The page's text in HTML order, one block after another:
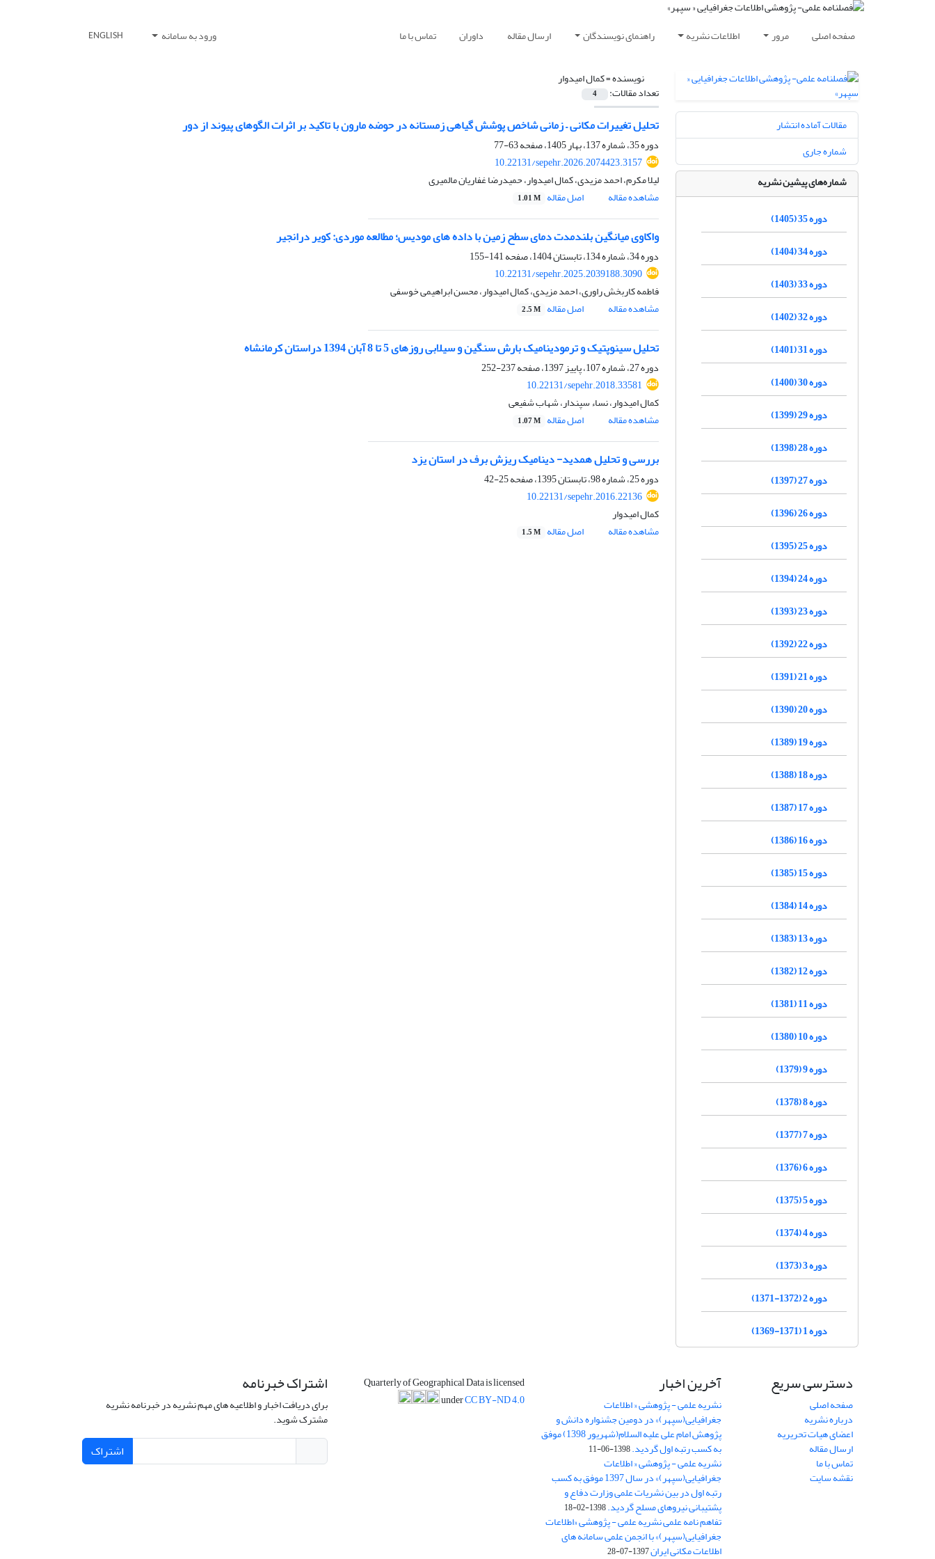
صفحه اصلی مرور اطلاعات نشریه راهنمای نویسندگان ارسال مقاله داوران تماس با ما ورود به سامانه ENGLISH
نویسنده =کمال امیدوار
تعداد مقالات: 4
تحلیل تغییرات مکانی – زمانی شاخص پوشش گیاهی زمستانه در حوضه مارون با تاکید بر اثرات الگوهای پیوند از دور
دوره 35، شماره 137، بهار 1405، صفحه
63-77
10.22131/sepehr.2026.2074423.3157
لیلا مکرم، احمد مزیدی، کمال امیدوار، حمیدرضا غفاریان مالمیری
مشاهده مقاله
اصل مقاله 1.01 M
واکاوی میانگین بلندمدت دمای سطح زمین با داده های مودیس؛ مطالعه موردی: کویر درانجیر
دوره 34، شماره 134، تابستان 1404، صفحه
141-155
10.22131/sepehr.2025.2039188.3090
فاطمه کاربخش راوری، احمد مزیدی، کمال امیدوار، محسن ابراهیمی خوسفی
مشاهده مقاله
اصل مقاله 2.5 M
تحلیل سینوپتیک و ترمودینامیک بارش سنگین و سیلابی روزهای 5 تا 8 آبان 1394 دراستان کرمانشاه
دوره 27، شماره 107، پاییز 1397، صفحه
237-252
10.22131/sepehr.2018.33581
کمال امیدوار، نساء سپندار، شهاب شفیعی
مشاهده مقاله
اصل مقاله 1.07 M
بررسی و تحلیل همدید- دینامیک ریزش برف در استان یزد
دوره 25، شماره 98، تابستان 1395، صفحه
25-42
10.22131/sepehr.2016.22136
کمال امیدوار
مشاهده مقاله
اصل مقاله 1.5 M
مقالات آماده انتشار
شماره جاری
شماره‌های پیشین نشریه
دوره 35 (1405)
دوره 34 (1404)
دوره 33 (1403)
دوره 32 (1402)
دوره 31 (1401)
دوره 30 (1400)
دوره 29 (1399)
دوره 28 (1398)
دوره 27 (1397)
دوره 26 (1396)
دوره 25 (1395)
دوره 24 (1394)
دوره 23 (1393)
دوره 22 (1392)
دوره 21 (1391)
دوره 20 (1390)
دوره 19 (1389)
دوره 18 (1388)
دوره 17 (1387)
دوره 16 (1386)
دوره 15 (1385)
دوره 14 (1384)
دوره 13 (1383)
دوره 12 (1382)
دوره 11 (1381)
دوره 10 (1380)
دوره 9 (1379)
دوره 8 (1378)
دوره 7 (1377)
دوره 6 (1376)
دوره 5 (1375)
دوره 4 (1374)
دوره 3 (1373)
دوره 2 (1372-1371)
دوره 1 (1371-1369)
دسترسی سریع
صفحه اصلی
درباره نشریه
اعضای هیات تحریریه
ارسال مقاله
تماس با ما
نقشه سایت
آخرین اخبار
نشریه علمی - پژوهشی « اطلاعات
جغرافیایی(سپهر)» در دومین جشنواره دانش و
پژوهش امام علی علیه السلام(شهریور 1398) موفق
به کسب رتبه اول گردید.1398-06-11
نشریه علمی - پژوهشی « اطلاعات
جغرافیایی(سپهر)» در سال 1397 موفق به کسب
رتبه اول در بین نشریات علمی وزارت دفاع و
پشتیبانی نیروهای مسلح گردید.1398-02-18
تفاهم نامه علمی نشریه علمی - پژوهشی «اطلاعات
جغرافیایی(سپهر)» با انجمن علمی سامانه های
اطلاعات مکانی ایران1397-07-28
Quarterly of Geographical Data is licensed
underCC BY-ND 4.0
اشتراک خبرنامه
برای دریافت اخبار و اطلاعیه های مهم نشریه در خبرنامه نشریه
مشترک شوید.
اشتراک